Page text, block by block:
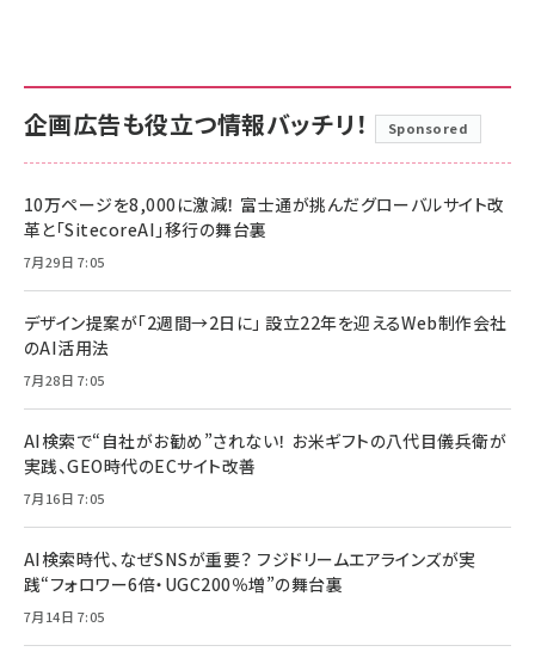
企画広告も役立つ情報バッチリ！ Sponsored
10万ページを8,000に激減！ 富士通が挑んだグローバルサイト改
革と「SitecoreAI」移行の舞台裏
7月29日 7:05
デザイン提案が「2週間→2日に」 設立22年を迎えるWeb制作会社
のAI活用法
7月28日 7:05
AI検索で“自社がお勧め”されない！ お米ギフトの八代目儀兵衛が
実践、GEO時代のECサイト改善
7月16日 7:05
AI検索時代、なぜSNSが重要？ フジドリームエアラインズが実
践“フォロワー6倍・UGC200％増”の舞台裏
7月14日 7:05